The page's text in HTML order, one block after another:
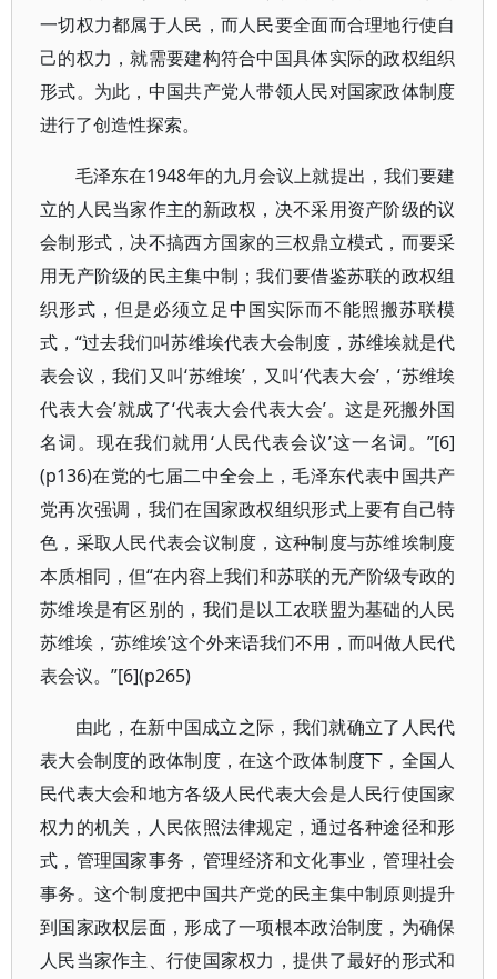
一切权力都属于人民，而人民要全面而合理地行使自
己的权力，就需要建构符合中国具体实际的政权组织
形式。为此，中国共产党人带领人民对国家政体制度
进行了创造性探索。
毛泽东在1948年的九月会议上就提出，我们要建
立的人民当家作主的新政权，决不采用资产阶级的议
会制形式，决不搞西方国家的三权鼎立模式，而要采
用无产阶级的民主集中制；我们要借鉴苏联的政权组
织形式，但是必须立足中国实际而不能照搬苏联模
式，“过去我们叫苏维埃代表大会制度，苏维埃就是代
表会议，我们又叫‘苏维埃’，又叫‘代表大会’，‘苏维埃
代表大会’就成了‘代表大会代表大会’。这是死搬外国
名词。现在我们就用‘人民代表会议’这一名词。”[6]
(p136)在党的七届二中全会上，毛泽东代表中国共产
党再次强调，我们在国家政权组织形式上要有自己特
色，采取人民代表会议制度，这种制度与苏维埃制度
本质相同，但“在内容上我们和苏联的无产阶级专政的
苏维埃是有区别的，我们是以工农联盟为基础的人民
苏维埃，‘苏维埃’这个外来语我们不用，而叫做人民代
表会议。”[6](p265)
由此，在新中国成立之际，我们就确立了人民代
表大会制度的政体制度，在这个政体制度下，全国人
民代表大会和地方各级人民代表大会是人民行使国家
权力的机关，人民依照法律规定，通过各种途径和形
式，管理国家事务，管理经济和文化事业，管理社会
事务。这个制度把中国共产党的民主集中制原则提升
到国家政权层面，形成了一项根本政治制度，为确保
人民当家作主、行使国家权力，提供了最好的形式和